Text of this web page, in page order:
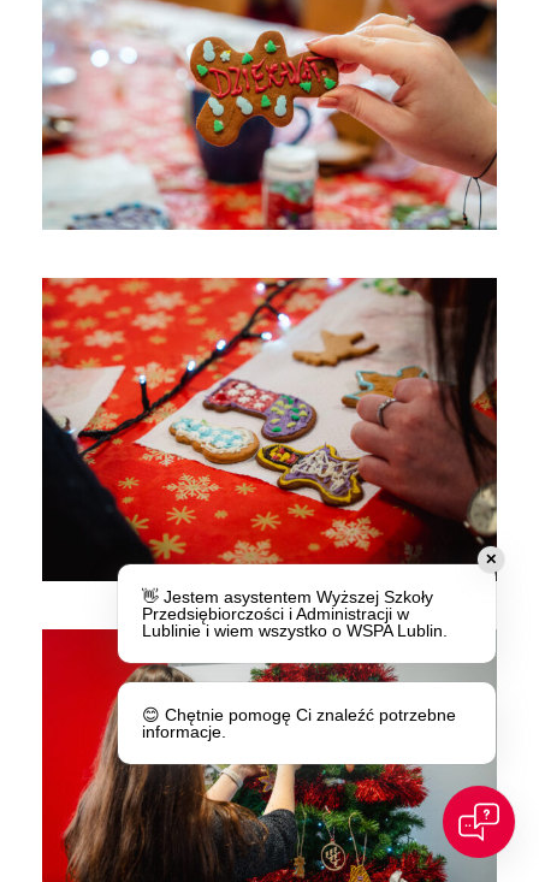
✕
👋 Jestem asystentem Wyższej Szkoły
Przedsiębiorczości i Administracji w
Lublinie i wiem wszystko o WSPA Lublin.
😊 Chętnie pomogę Ci znaleźć potrzebne
informacje.